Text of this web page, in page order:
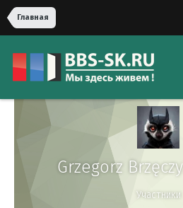
Главная
Grzegorz
Участники